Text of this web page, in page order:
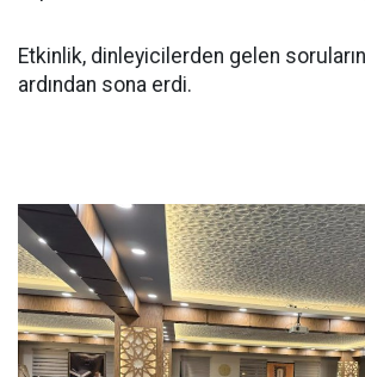
Etkinlik, dinleyicilerden gelen soruların
ardından sona erdi.